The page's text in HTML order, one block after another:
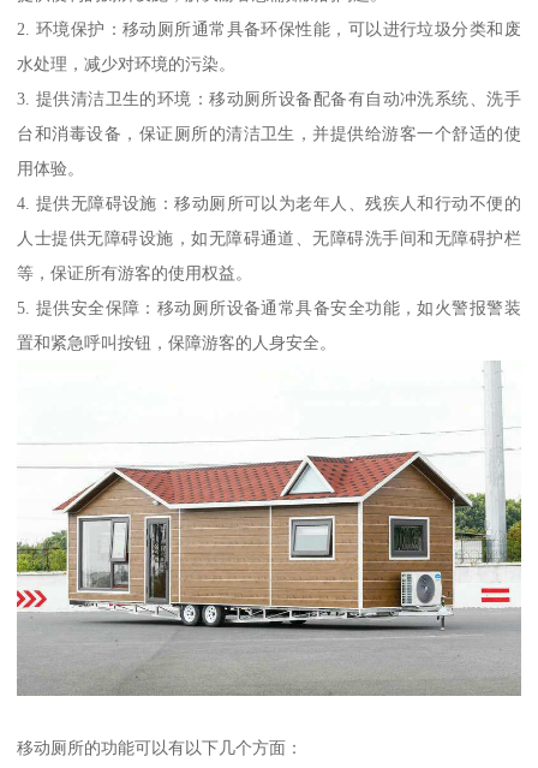
2. 环境保护：移动厕所通常具备环保性能，可以进行垃圾分类和废
水处理，减少对环境的污染。
3. 提供清洁卫生的环境：移动厕所设备配备有自动冲洗系统、洗手
台和消毒设备，保证厕所的清洁卫生，并提供给游客一个舒适的使
用体验。
4. 提供无障碍设施：移动厕所可以为老年人、残疾人和行动不便的
人士提供无障碍设施，如无障碍通道、无障碍洗手间和无障碍护栏
等，保证所有游客的使用权益。
5. 提供安全保障：移动厕所设备通常具备安全功能，如火警报警装
置和紧急呼叫按钮，保障游客的人身安全。
移动厕所的功能可以有以下几个方面：